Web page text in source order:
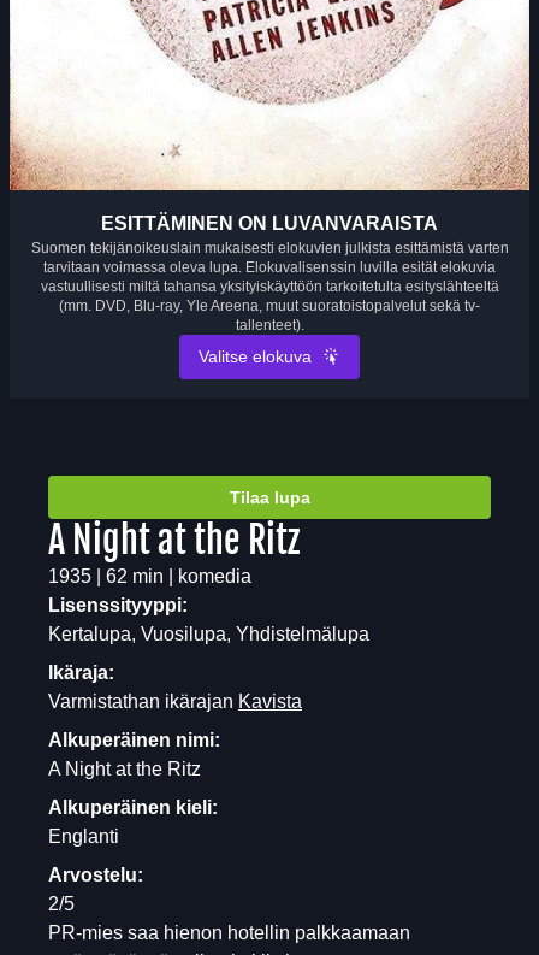
ESITTÄMINEN ON LUVANVARAISTA
Suomen tekijänoikeuslain mukaisesti elokuvien julkista esittämistä varten
tarvitaan voimassa oleva lupa. Elokuvalisenssin luvilla esität elokuvia
vastuullisesti miltä tahansa yksityiskäyttöön tarkoitetulta esityslähteeltä
(mm. DVD, Blu-ray, Yle Areena, muut suoratoistopalvelut sekä tv-
tallenteet).
Valitse elokuva
Tilaa lupa
A Night at the Ritz
1935 | 62 min | komedia
Lisenssityyppi:
Kertalupa, Vuosilupa, Yhdistelmälupa
Ikäraja:
Varmistathan ikärajan Kavista
Alkuperäinen nimi:
A Night at the Ritz
Alkuperäinen kieli:
Englanti
Arvostelu:
2/5
PR-mies saa hienon hotellin palkkaamaan